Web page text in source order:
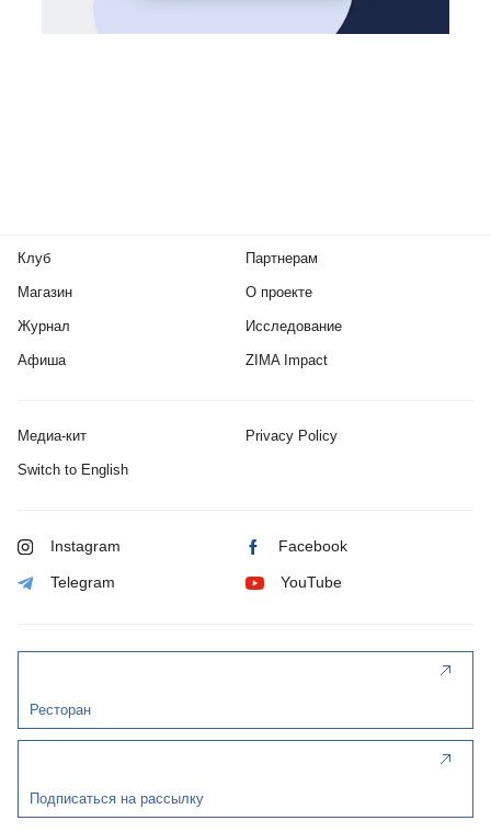
Клуб
Магазин
Журнал
Афиша
Партнерам
О проекте
Исследование
ZIMA Impact
Медиа-кит Privacy Policy
Switch to English
Instagram Facebook
Telegram YouTube
Ресторан
Подписаться на рассылку